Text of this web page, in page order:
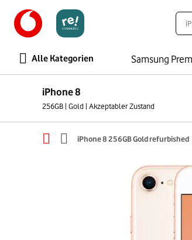
Alle Kategorien Samsung
iPhone 8
256GB | Gold | Akzeptabler Zustand
iPhone 8 256GB Gold refurbished